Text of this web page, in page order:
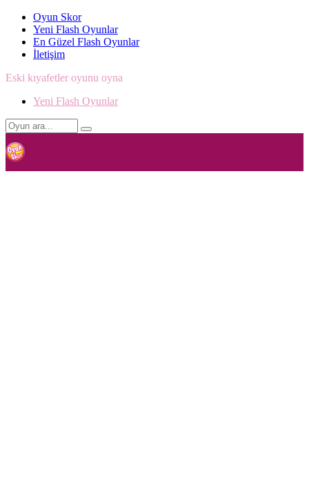
Oyun Skor
Yeni Flash Oyunlar
En Güzel Flash Oyunlar
İletişim
Eski kıyafetler oyunu oyna
Yeni Flash Oyunlar